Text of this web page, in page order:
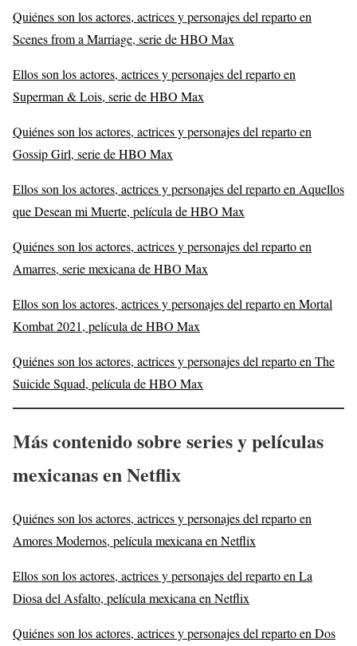
Quiénes son los actores, actrices y personajes del reparto en
Scenes from a Marriage, serie de HBO Max
Ellos son los actores, actrices y personajes del reparto en
Superman & Lois, serie de HBO Max
Quiénes son los actores, actrices y personajes del reparto en
Gossip Girl, serie de HBO Max
Ellos son los actores, actrices y personajes del reparto en Aquellos
que Desean mi Muerte, película de HBO Max
Quiénes son los actores, actrices y personajes del reparto en
Amarres, serie mexicana de HBO Max
Ellos son los actores, actrices y personajes del reparto en Mortal
Kombat 2021, película de HBO Max
Quiénes son los actores, actrices y personajes del reparto en The
Suicide Squad, película de HBO Max
Máscontenido sobre series y películas
mexicanas en Netflix
Quiénes son los actores, actrices y personajes del reparto en
Amores Modernos, película mexicana en Netflix
Ellos son los actores, actrices y personajes del reparto en La
Diosa del Asfalto, película mexicana en Netflix
Quiénes son los actores, actrices y personajes del reparto en Dos